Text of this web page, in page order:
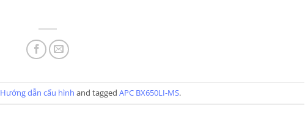
Hướng dẫn cấu hình and tagged APC BX650LI-MS.